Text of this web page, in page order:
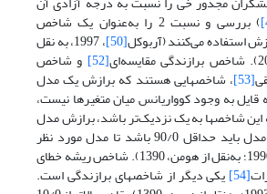
) بررسی و نسبت 2 را به‌عنوان یک شاخص
استفاده می‌کنند (آربوکل[50] ، 1997، به نقل
[52] و شاخص
[53] ، شاخصهایی هستند که برازش یک مدل
قایل به ‌وجود کوواریانس میان متغیرها نیست،
شاخصها به یک نزدیک‌تر باشد، برازش مدل
بهتر است. البته، این مدل باید حداقل 90/0 باشد تا مدل مورد نظر
پذیرفته شود (بنتلر، 1990؛ به‌نقل از هومن، 1390). شاخص ریشه خطای
[54] یکی دیگر از شاخصهای برازندگی است.